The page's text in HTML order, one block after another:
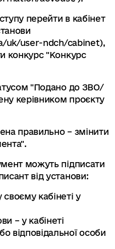
перейти в кабінет
uk/user-ndch/cabinet),
конкурс "Конкурс
"Подано до ЗВО/
керівником проєкту
правильно – змінити
можуть підписати
від установи:
своєму кабінеті у
– у кабінеті
відповідальної особи